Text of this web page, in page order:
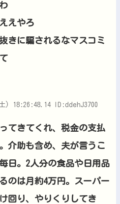
えやろ
きに騙されるなマスコミ
) 18:26:48.14 ID:ddehJ3700
てきてくれ、税金の支払
介助も含め、夫が言うこ
日。2人分の食品や日用品
のは月約4万円。スーパー
回り、やりくりしてき